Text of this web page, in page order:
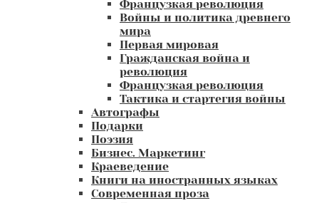
Французкая революция
Войны и политика древнего
мира
Первая мировая
Гражданская война и
революция
Французкая революция
Тактика и стартегия войны
Автографы
Подарки
Поэзия
Бизнес. Маркетинг
Краеведение
Книги на иностранных языках
Современная проза